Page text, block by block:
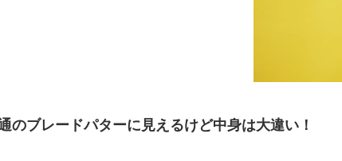
のブレードパターに見えるけど中身は大違い！